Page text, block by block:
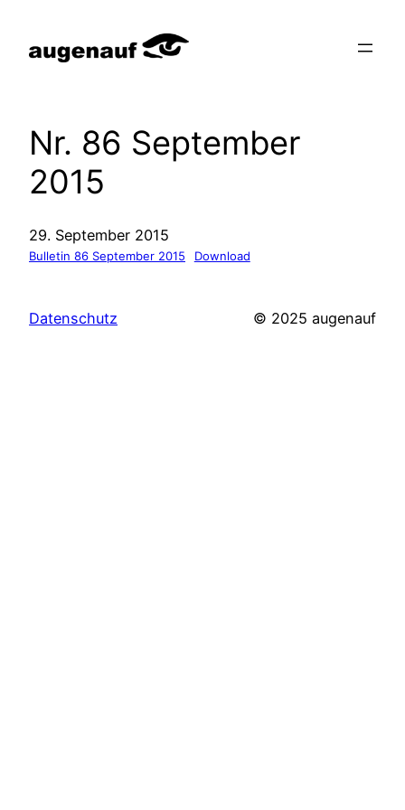
Inhalt
springen
Nr. 86 September
2015
29. September 2015
Bulletin 86 September 2015 Download
Datenschutz © 2025 augenauf